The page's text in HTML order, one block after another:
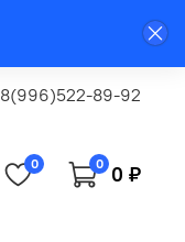
8(996)522-89-92
0 0 0 ₽